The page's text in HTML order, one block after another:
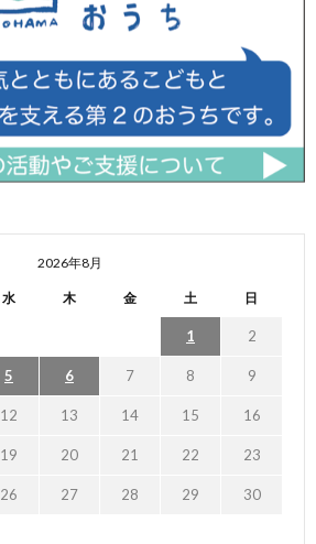
2026年8月
水 木 金 土 日
1 2
5 6 7 8 9
12 13 14 15 16
19 20 21 22 23
26 27 28 29 30